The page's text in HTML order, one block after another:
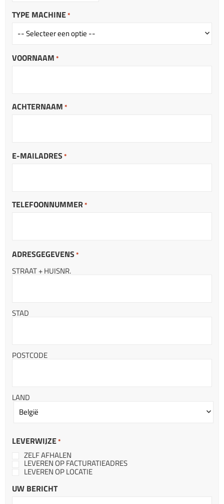
TYPE MACHINE*
VOORNAAM *
ACHTERNAAM *
E-MAILADRES *
TELEFOONNUMMER*
ADRESGEGEVENS *
STRAAT + HUISNR.
STAD
POSTCODE
LAND
LEVERWIJZE*
ZELF AFHALEN
LEVEREN OP FACTURATIEADRES
LEVEREN OP LOCATIE
UW BERICHT